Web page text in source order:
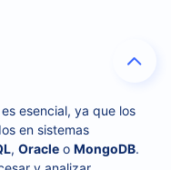
esencial, ya que los
en sistemas
, Oracle o MongoDB.